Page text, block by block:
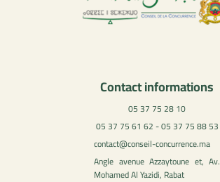
Contact informations
05 37 75 28 10
05 37 75 61 62 - 05 37 75 88 53
contact@conseil-concurrence.ma
Angle avenue Azzaytoune et, Av.
Mohamed Al Yazidi, Rabat